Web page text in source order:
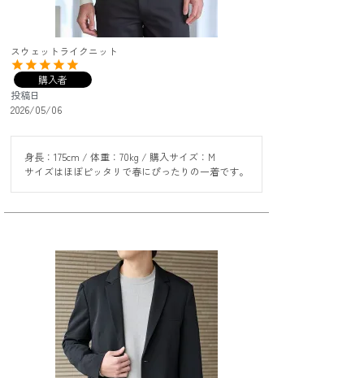
スウェットライクニット
購入者
投稿日
2026/05/06
身長：175cm / 体重：70kg / 購入サイズ：M
サイズはほぼピッタリで春にぴったりの一着です。